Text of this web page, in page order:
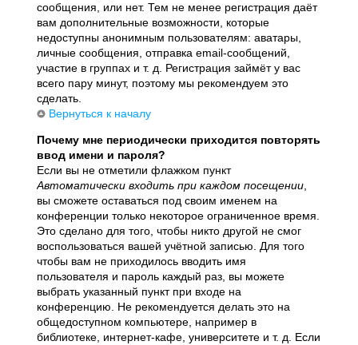
сообщения, или нет. Тем не менее регистрация даёт
вам дополнительные возможности, которые
недоступны анонимным пользователям: аватары,
личные сообщения, отправка email-сообщений,
участие в группах и т. д. Регистрация займёт у вас
всего пару минут, поэтому мы рекомендуем это
сделать.
Вернуться к началу
Почему мне периодически приходится повторять
ввод имени и пароля?
Если вы не отметили флажком пункт
Автоматически входить при каждом посещении
вы сможете оставаться под своим именем на
конференции только некоторое ограниченное время.
Это сделано для того, чтобы никто другой не смог
воспользоваться вашей учётной записью. Для того
чтобы вам не приходилось вводить имя
пользователя и пароль каждый раз, вы можете
выбрать указанный пункт при входе на
конференцию. Не рекомендуется делать это на
общедоступном компьютере, например в
библиотеке, интернет-кафе, университете и т. д. Если